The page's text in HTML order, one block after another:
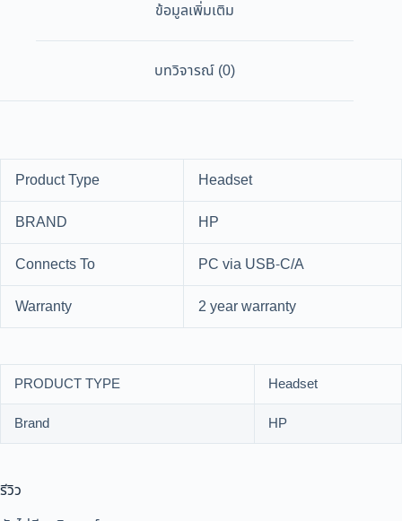
ข้อมูลเพิ่มเติม
บทวิจารณ์ (0)
Product Type
Headset
BRAND
HP
Connects To
PC via USB-C/A
Warranty
2 year warranty
PRODUCT TYPE
Headset
Brand
HP
รีวิว